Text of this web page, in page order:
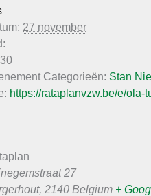
27 november
Categorieën: Stan
https://rataplanvzw.be/e/
27
, 2140 Belgium +